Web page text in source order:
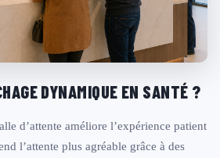
DYNAMIQUE EN SANTÉ ?
d’attente améliore l’expérience patient
l’attente plus agréable grâce à des